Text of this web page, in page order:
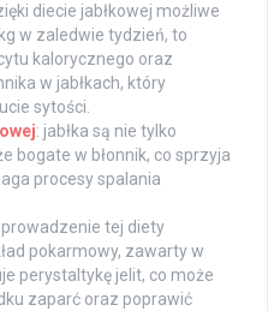
diecie jabłkowej możliwe
w zaledwie tydzień, to
kalorycznego oraz
w jabłkach, który
sytości.
: jabłka są nie tylko
bogate w błonnik, co sprzyja
procesy spalania
tej diety
pokarmowy, zawarty w
perystaltykę jelit, co może
zaparć oraz poprawić